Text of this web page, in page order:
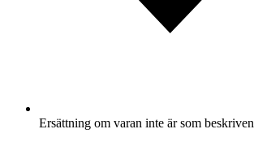
Ersättning om varan inte är som beskriven